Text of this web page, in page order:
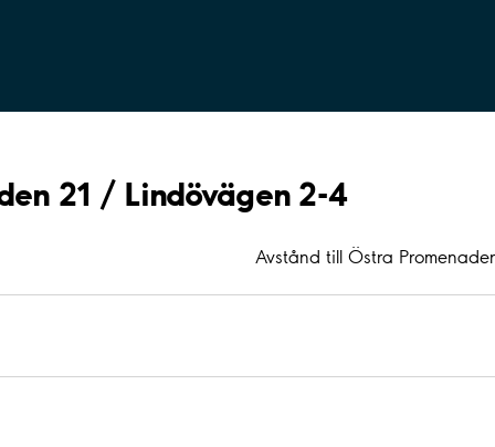
21 / Lindövägen 2-4
Avstånd till Östra